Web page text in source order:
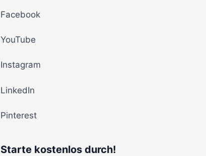
Facebook
YouTube
Instagram
LinkedIn
Pinterest
Starte kostenlos durch!